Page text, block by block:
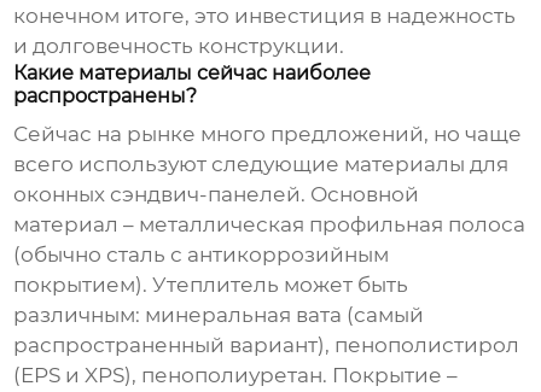
конечном итоге, это инвестиция в надежность
и долговечность конструкции.
Какие материалы сейчас наиболее
распространены?
Сейчас на рынке много предложений, но чаще
всего используют следующие материалы для
оконных сэндвич-панелей. Основной
материал – металлическая профильная полоса
(обычно сталь с антикоррозийным
покрытием). Утеплитель может быть
различным: минеральная вата (самый
распространенный вариант), пенополистирол
(EPS и XPS), пенополиуретан. Покрытие –